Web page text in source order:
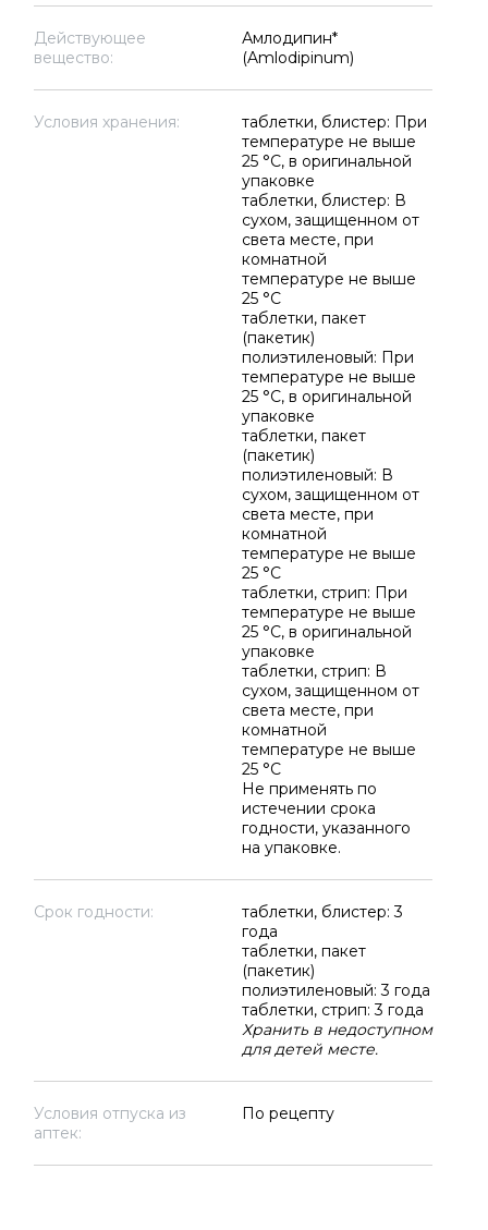
Действующее
вещество:
Амлодипин*
(Amlodipinum)
Условия хранения:
таблетки, блистер: При
температуре не выше
25 °C, в оригинальной
упаковке
таблетки, блистер: В
сухом, защищенном от
света месте, при
комнатной
температуре не выше
25 °C
таблетки, пакет
(пакетик)
полиэтиленовый: При
температуре не выше
25 °C, в оригинальной
упаковке
таблетки, пакет
(пакетик)
полиэтиленовый: В
сухом, защищенном от
света месте, при
комнатной
температуре не выше
25 °C
таблетки, стрип: При
температуре не выше
25 °C, в оригинальной
упаковке
таблетки, стрип: В
сухом, защищенном от
света месте, при
комнатной
температуре не выше
25 °C
Не применять по
истечении срока
годности, указанного
на упаковке.
Срок годности:
таблетки, блистер: 3
года
таблетки, пакет
(пакетик)
полиэтиленовый: 3 года
таблетки, стрип: 3 года
Хранить в недоступном
для детей месте.
Условия отпуска из
аптек:
По рецепту